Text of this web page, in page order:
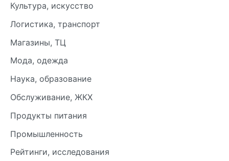
Культура, искусство
Логистика, транспорт
Магазины, ТЦ
Мода, одежда
Наука, образование
Обслуживание, ЖКХ
Продукты питания
Промышленность
Рейтинги, исследования